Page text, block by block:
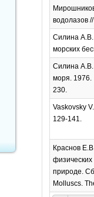
водолазов
Силина А.В.
морских
Силина
моря. 1976.
230.
Vaskovsky
129-141.
Краснов
природе.
Molluscs.